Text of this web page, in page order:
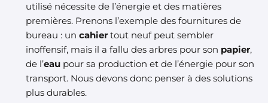
utilisé nécessite de l’énergie et des matières
premières. Prenons l’exemple des fournitures de
bureau : un cahier tout neuf peut sembler
inoffensif, mais il a fallu des arbres pour son papier,
de l’eau pour sa production et de l’énergie pour son
transport. Nous devons donc penser à des solutions
plus durables.